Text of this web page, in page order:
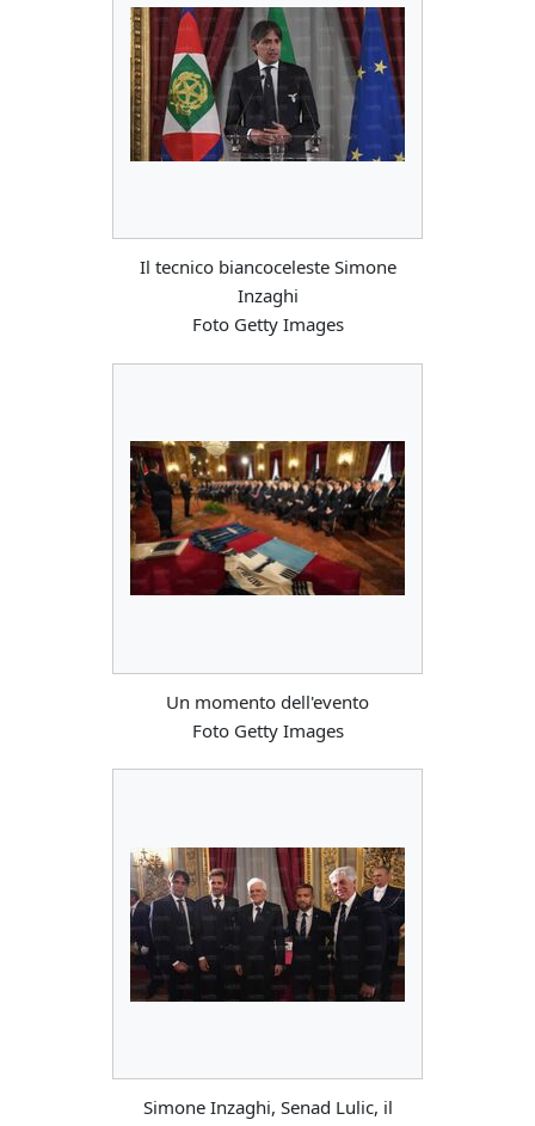
Il tecnico biancoceleste Simone
Inzaghi
Foto Getty Images
Un momento dell'evento
Foto Getty Images
Simone Inzaghi, Senad Lulic, il